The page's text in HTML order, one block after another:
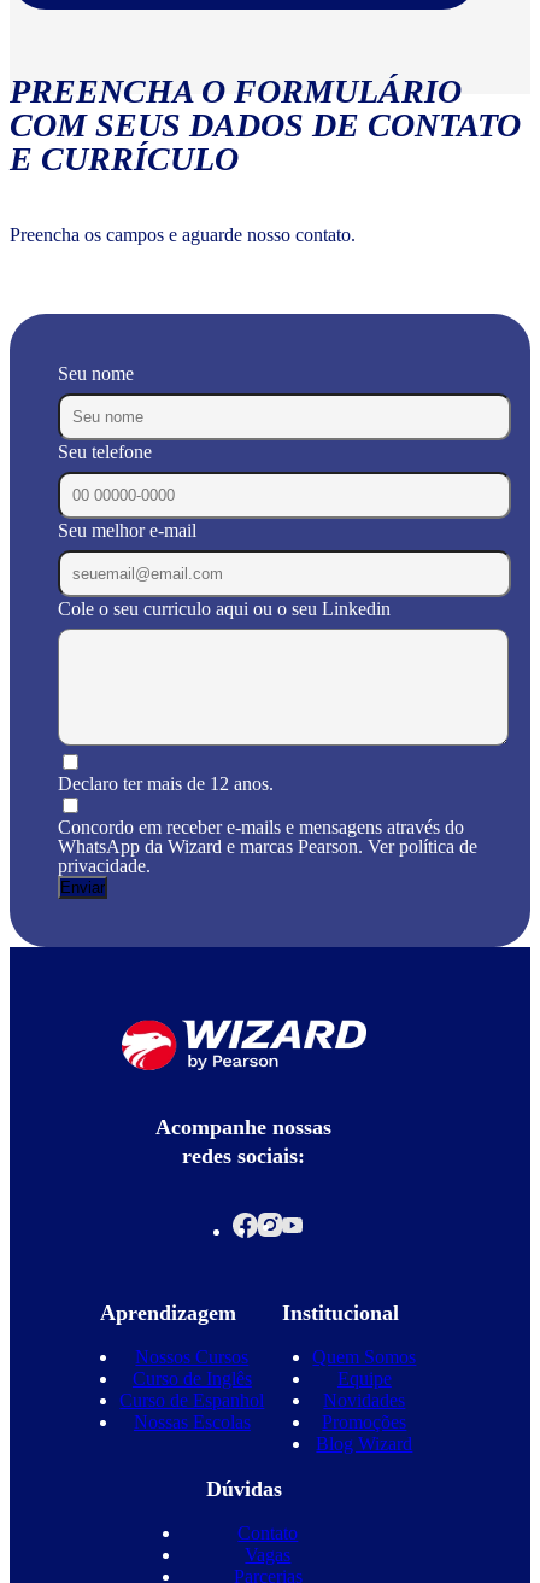
PREENCHA O FORMULÁRIO
COM SEUS DADOS DE CONTATO
E CURRÍCULO
Preencha os campos e aguarde nosso contato.
Seu nome
Seu telefone
Seu melhor e-mail
Cole o seu curriculo aqui ou o seu Linkedin
Declaro ter mais de 12 anos.
Concordo em receber e-mails e mensagens através do
WhatsApp da Wizard e marcas Pearson. Ver política de
privacidade.
Acompanhe nossas
redes sociais:
Aprendizagem
Nossos Cursos
Curso de Inglês
Curso de Espanhol
Nossas Escolas
Institucional
Quem Somos
Equipe
Novidades
Promoções
Blog Wizard
Dúvidas
Contato
Vagas
Parcerias